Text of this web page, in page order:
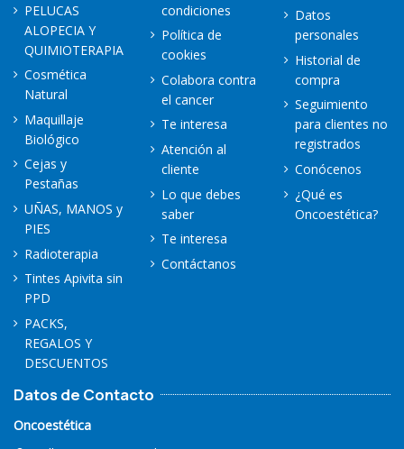
PELUCAS
ALOPECIA Y
QUIMIOTERAPIA
Cosmética
Natural
Maquillaje
Biológico
Cejas y
Pestañas
UÑAS, MANOS y
PIES
Radioterapia
Tintes Apivita sin
PPD
PACKS,
REGALOS Y
DESCUENTOS
condiciones
Política de
cookies
Colabora contra
el cancer
Te interesa
Atención al
cliente
Lo que debes
saber
Te interesa
Contáctanos
Datos
personales
Historial de
compra
Seguimiento
para clientes no
registrados
Conócenos
¿Qué es
Oncoestética?
Datos de Contacto
Oncoestética